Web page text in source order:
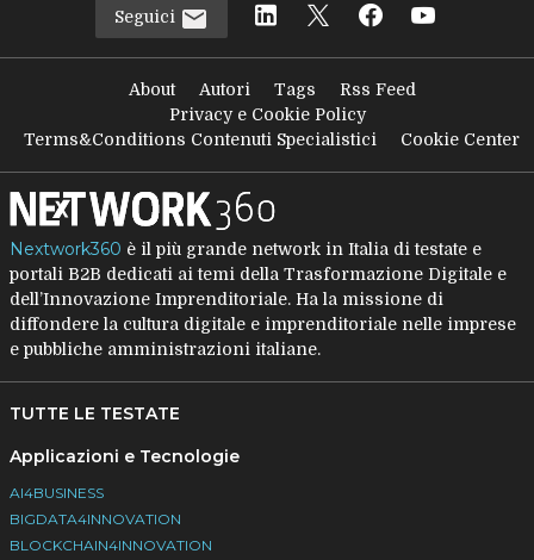
Seguici
About Autori Tags
Rss Feed
Privacy e Cookie Policy
Terms&Conditions Contenuti Specialistici
Cookie Center
Nextwork360 è il più grande network in Italia di testate e
portali B2B dedicati ai temi della Trasformazione Digitale e
dell’Innovazione Imprenditoriale. Ha la missione di
diffondere la cultura digitale e imprenditoriale nelle imprese
e pubbliche amministrazioni italiane.
TUTTE LE TESTATE
Applicazioni e Tecnologie
AI4BUSINESS
BIGDATA4INNOVATION
BLOCKCHAIN4INNOVATION